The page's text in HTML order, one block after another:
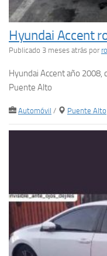
Hyundai Accent
Publicado 3 meses atrás por
Hyundai Accent año 2008,
Puente Alto
Automóvil / Puente Alto